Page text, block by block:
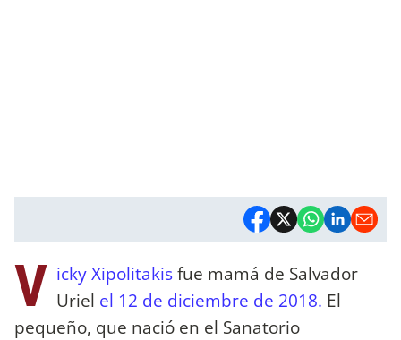
V icky Xipolitakisfue mamá de Salvador
Uriel el 12 de diciembre de 2018. El
pequeño, que nació en el Sanatorio